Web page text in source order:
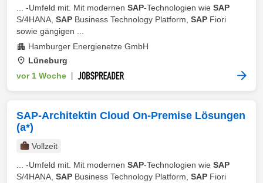
... -Umfeld mit. Mit modernen SAP-Technologien wie SAP
S/4HANA, SAP Business Technology Platform, SAP Fiori
sowie gängigen ...
Hamburger Energienetze GmbH
Lüneburg
vor 1 Woche
SAP-Architektin Cloud On-Premise Lösungen
(a*)
Vollzeit
... -Umfeld mit. Mit modernen SAP-Technologien wie SAP
S/4HANA, SAP Business Technology Platform, SAP Fiori